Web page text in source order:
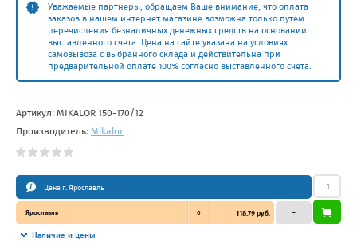
Уважаемые партнеры, обращаем Ваше внимание, что оплата
заказов в нашем интернет магазине возможна только путем
перечисления безналичных денежных средств на основании
выставленного счета. Цена на сайте указана на условиях
самовывоза с выбранного склада и действительна при
предварительной оплате 100% согласно выставленного счета.
Артикул: MIKALOR 150-170/12
Производитель: Mikalor
Цена г. Ярославль
Ярославль 0 118.79 руб.
Наличие и цены
–